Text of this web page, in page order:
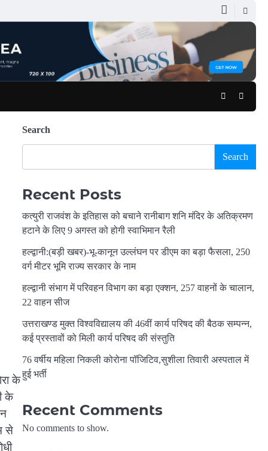
Facebook
के
के
से
Search
Search
Recent Posts
कत्युरी राजवंश के इतिहास को बचाने रानीबाग शनि मंदिर के अतिक्रमण
हटाने के लिए 9 अगस्त को होगी स्वाभिमान रैली
हल्द्वानी:(बड़ी खबर)-भू-कानून उल्लंघन पर डीएम का बड़ा फैसला, 250
वर्ग मीटर भूमि राज्य सरकार के नाम
हल्द्वानी संभाग में परिवहन विभाग का बड़ा एक्शन, 257 वाहनों के चालान,
22 वाहन सीज
उत्तराखण्ड मुक्त विश्वविद्यालय की 46वीं कार्य परिषद की बैठक सम्पन्न,
कई प्रस्तावों को मिली कार्य परिषद की संस्तुति
76 वर्षीय महिला निकली कोरोना पॉजिटिव,सुशीला तिवारी अस्पताल में
हुई भर्ती
Recent Comments
No comments to show.